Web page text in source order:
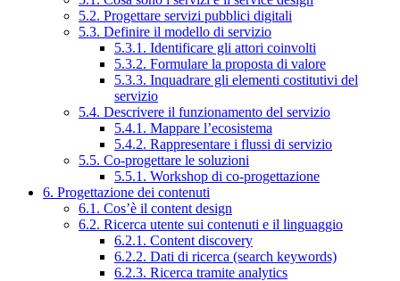
5.2. Progettare servizi pubblici digitali
5.3. Definire il modello di servizio
5.3.1. Identificare gli attori coinvolti
5.3.2. Formulare la proposta di valore
5.3.3. Inquadrare gli elementi costitutivi del
servizio
5.4. Descrivere il funzionamento del servizio
5.4.1. Mappare l’ecosistema
5.4.2. Rappresentare i flussi di servizio
5.5. Co-progettare le soluzioni
5.5.1. Workshop di co-progettazione
6. Progettazione dei contenuti
6.1. Cos’è il content design
6.2. Ricerca utente sui contenuti e il linguaggio
6.2.1. Content discovery
6.2.2. Dati di ricerca (search keywords)
6.2.3. Ricerca tramite analytics